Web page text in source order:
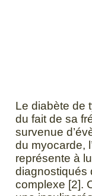
Le diabète de
du fait de sa
survenue
du myocarde,
représente à
diagnostiqués
complexe [2].